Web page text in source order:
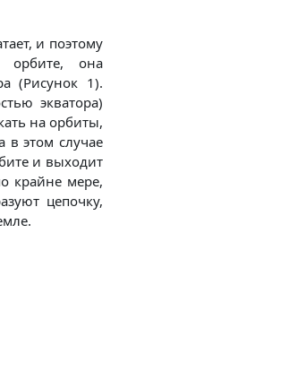
и поэтому
орбите, она
(Рисунок 1).
экватора)
на орбиты,
в этом случае
и выходит
крайне мере,
цепочку,